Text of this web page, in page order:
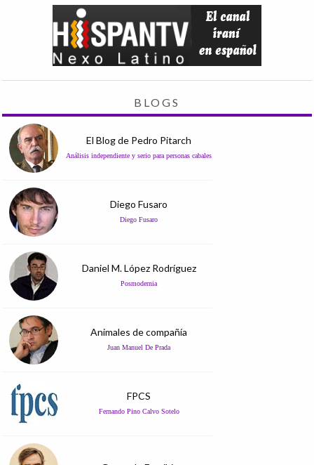
BLOGS
El Blog de Pedro Pitarch
Análisis independiente y serio para personas cabales
Diego Fusaro
Diego Fusaro
Daniel M. López Rodríguez
Posmodernia
Animales de compañía
Juan Manuel De Prada
FPCS
Fernando Pino Calvo Sotelo